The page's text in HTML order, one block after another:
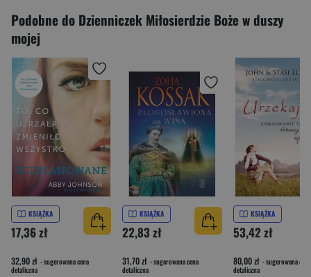
Podobne do Dzienniczek Miłosierdzie Boże w duszy
mojej
KSIĄŻKA
17,36 zł
32,90 zł - sugerowana cena
detaliczna
KSIĄŻKA
22,83 zł
31,70 zł - sugerowana cena
detaliczna
KSIĄŻKA
53,42 zł
80,00 zł - sugerowana cena
detaliczna